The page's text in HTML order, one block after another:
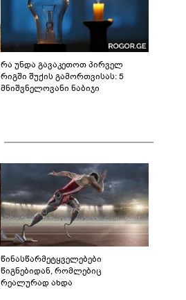
რა უნდა გავაკეთოთ პირველ
რიგში შუქის გამორთვისას: 5
მნიშვნელოვანი ნაბიჯი
წინასწარმეტყველებები
წიგნებიდან, რომლებიც
რეალურად ახდა